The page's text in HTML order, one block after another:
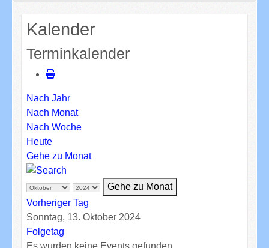
Kalender
Terminkalender
Nach Jahr
Nach Monat
Nach Woche
Heute
Gehe zu Monat
Gehe zu Monat
Vorheriger Tag
Sonntag, 13. Oktober 2024
Folgetag